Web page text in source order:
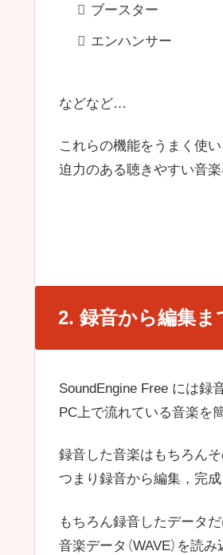
ブースター
エンハンサー
などなど…
これらの機能をうまく使
迫力のある聴きやすい音
2. 録音から編集
SoundEngine Free には録
PC上で流れている音楽を
録音した音楽はもちろん
つまり録音から編集，完
もちろん録音したデータだ
音楽データ（WAVE）を読